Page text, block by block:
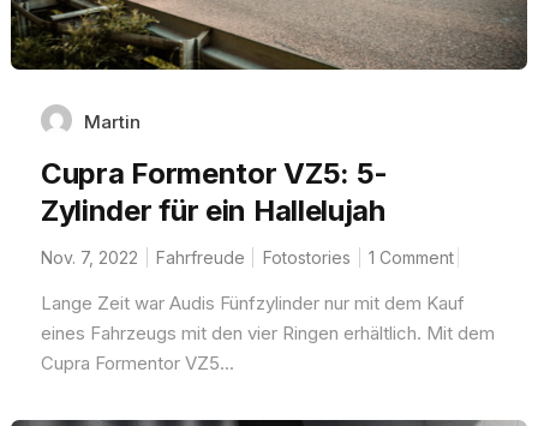
Martin
Cupra Formentor VZ5: 5-
Zylinder für ein Hallelujah
Nov. 7, 2022 Fahrfreude Fotostories 1 Comment
Lange Zeit war Audis Fünfzylinder nur mit dem Kauf
eines Fahrzeugs mit den vier Ringen erhältlich. Mit dem
Cupra Formentor VZ5...